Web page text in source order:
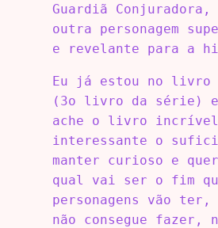
Guardiã
outra personagem
e revelante para a
Eu já estou no livro
(3o livro da série) e
ache o livro
interessante o
manter curioso e
qual vai ser o fim
personagens vão
não consegue fazer,